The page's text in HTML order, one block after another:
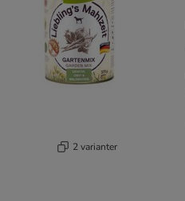
2 varianter